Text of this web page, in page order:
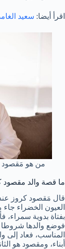
اقرأ أيضا: سعيد
من هو مَقصود
ما قصة والد مقصود
قال مَقصود كروز
العيون الخضراء
بفتاة بدوية
فوضع والدها شروطا
المناسب، فعاد إلى
أبناء، ومقصود هو